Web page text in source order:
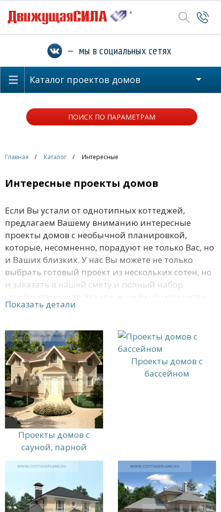
— мы в социальных сетях
Каталог проектов домов
ПОИСК ПО ПАРАМЕТРАМ
Главная Каталог Интересные
Интересные проекты домов
Если Вы устали от однотипных коттеджей,
предлагаем Вашему вниманию интересные
проекты домов с необычной планировкой,
которые, несомненно, порадуют не только Вас, но
и Ваших близких. У нас Вы можете не только
выбрать готовый проект из нескольких сотен, но
и заказать в нашей смету и полный набор
нами договор и закупите стройматериалы для
бесплатно. Наши программисты готовы
предоставить визуальное изображение Вашего
будущего дома при помощи 3D-моделирования,
а мастера не более чем через 10 дней
просчитают и предоставят Вам смету.
Показать детали
Проекты домов с
сауной, парной
Проекты домов с
бассейном